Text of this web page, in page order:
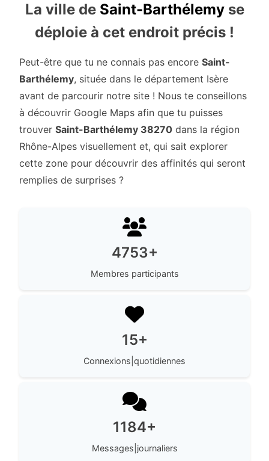
La ville de Saint-Barthélemyse
déploie à cet endroit précis !
Peut-être que tu ne connais pas encore Saint-
Barthélemy, située dans le département Isère
avant de parcourir notre site ! Nous te conseillons
à découvrir Google Maps afin que tu puisses
trouver Saint-Barthélemy 38270 dans la région
Rhône-Alpes visuellement et, qui sait explorer
cette zone pour découvrir des affinités qui seront
remplies de surprises ?
4753+
Membres participants
15+
Connexions|quotidiennes
1184+
Messages|journaliers